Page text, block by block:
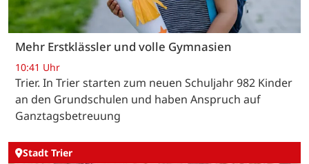
Mehr Erstklässler und volle Gymnasien
10:41 Uhr
Trier. In Trier starten zum neuen Schuljahr 982 Kinder
an den Grundschulen und haben Anspruch auf
Ganztagsbetreuung
Stadt Trier